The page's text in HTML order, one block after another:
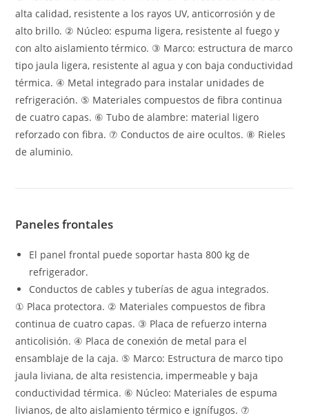
alta calidad, resistente a los rayos UV, anticorrosión y de
alto brillo. ② Núcleo: espuma ligera, resistente al fuego y
con alto aislamiento térmico. ③ Marco: estructura de marco
tipo jaula ligera, resistente al agua y con baja conductividad
térmica. ④ Metal integrado para instalar unidades de
refrigeración. ⑤ Materiales compuestos de fibra continua
de cuatro capas. ⑥ Tubo de alambre: material ligero
reforzado con fibra. ⑦ Conductos de aire ocultos. ⑧ Rieles
de aluminio.
Paneles frontales
El panel frontal puede soportar hasta 800 kg de
refrigerador.
Conductos de cables y tuberías de agua integrados.
① Placa protectora. ② Materiales compuestos de fibra
continua de cuatro capas. ③ Placa de refuerzo interna
anticolisión. ④ Placa de conexión de metal para el
ensamblaje de la caja. ⑤ Marco: Estructura de marco tipo
jaula liviana, de alta resistencia, impermeable y baja
conductividad térmica. ⑥ Núcleo: Materiales de espuma
livianos, de alto aislamiento térmico e ignífugos. ⑦